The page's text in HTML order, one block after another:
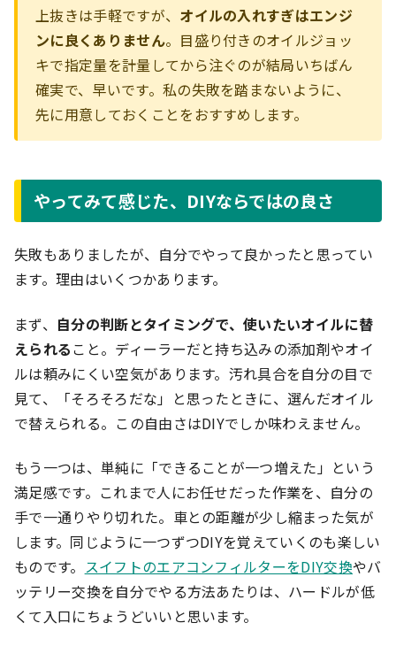
上抜きは手軽ですが、 オイルの入れすぎはエンジ
ンに良くありません。目盛り付きのオイルジョッ
キで指定量を計量してから注ぐのが結局いちばん
確実で、早いです。私の失敗を踏まないように、
先に用意しておくことをおすすめします。
やってみて感じた、DIYならではの良さ
失敗もありましたが、自分でやって良かったと思ってい
ます。理由はいくつかあります。
まず、 自分の判断とタイミングで、使いたいオイルに替
えられる こと。ディーラーだと持ち込みの添加剤やオイ
ルは頼みにくい空気があります。汚れ具合を自分の目で
見て、「そろそろだな」と思ったときに、選んだオイル
で替えられる。この自由さはDIYでしか味わえません。
もう一つは、単純に「できることが一つ増えた」という
満足感です。これまで人にお任せだった作業を、自分の
手で一通りやり切れた。車との距離が少し縮まった気が
します。同じように一つずつDIYを覚えていくのも楽しい
ものです。 スイフトのエアコンフィルターをDIY交換やバ
ッテリー交換を自分でやる方法あたりは、ハードルが低
くて入口にちょうどいいと思います。